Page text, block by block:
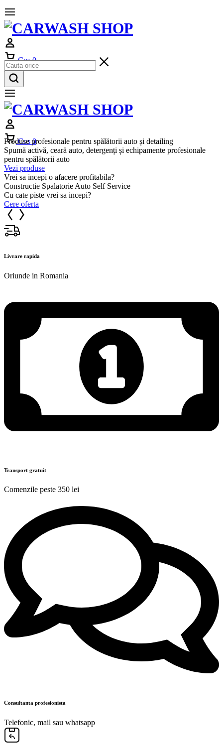
Cos 0
Cos 0
Produse profesionale pentru spălătorii auto și detailing
Spumă activă, ceară auto, detergenți și echipamente profesionale
pentru spălătorii auto
Vezi produse
Vrei sa incepi o afacere profitabila?
Constructie Spalatorie Auto Self Service
Cu cate piste vrei sa incepi?
Cere oferta
Livrare rapida
Oriunde in Romania
Transport gratuit
Comenzile peste 350 lei
Consultanta profesionista
Telefonic, mail sau whatsapp